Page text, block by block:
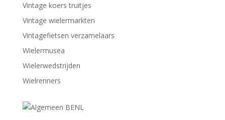
Vintage koers truitjes
Vintage wielermarkten
Vintagefietsen verzamelaars
Wielermusea
Wielerwedstrijden
Wielrenners